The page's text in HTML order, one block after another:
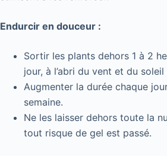
Endurcir en douceur :
Sortir les plants dehors 1 à 2
jour, à l’abri du vent et du
Augmenter la durée chaque
semaine.
Ne les laisser dehors toute la
tout risque de gel est passé.